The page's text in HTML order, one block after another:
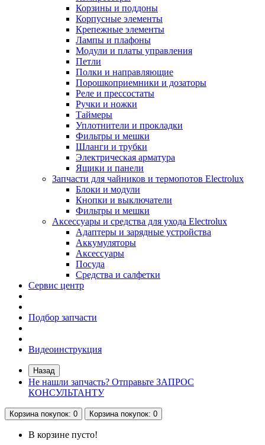
Корзины и поддоны
Корпусные элементы
Крепежные элементы
Лампы и плафоны
Модули и платы управления
Петли
Полки и направляющие
Порошкоприемники и дозаторы
Реле и прессостаты
Ручки и ножки
Таймеры
Уплотнители и прокладки
Фильтры и мешки
Шланги и трубки
Электрическая арматура
Ящики и панели
Запчасти для чайников и термопотов Electrolux
Блоки и модули
Кнопки и выключатели
Фильтры и мешки
Аксессуары и средства для ухода Electrolux
Адаптеры и зарядные устройства
Аккумуляторы
Аксессуары
Посуда
Средства и салфетки
Сервис центр
Подбор запчасти
Видеоинструкция
Назад
Не нашли запчасть? Отправьте ЗАПРОС
КОНСУЛЬТАНТУ
Корзинапокупок: 0 Корзинапокупок: 0
В корзине пусто!